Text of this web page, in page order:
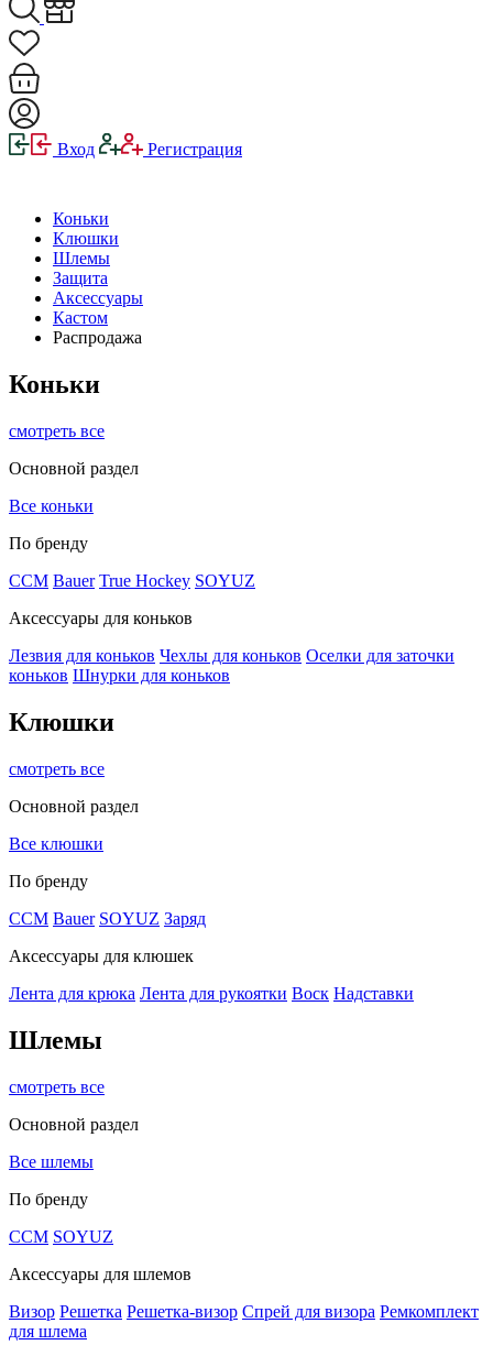
Вход Регистрация
Коньки
Клюшки
Шлемы
Защита
Аксессуары
Кастом
Распродажа
Коньки
смотреть все
Основной раздел
Все коньки
По бренду
ССМ Bauer True Hockey SOYUZ
Аксессуары для коньков
Лезвия для коньков Чехлы для коньков Оселки для заточки
коньков Шнурки для коньков
Клюшки
смотреть все
Основной раздел
Все клюшки
По бренду
CCM Bauer SOYUZ Заряд
Аксессуары для клюшек
Лента для крюка Лента для рукоятки Воск Надставки
Шлемы
смотреть все
Основной раздел
Все шлемы
По бренду
CCM SOYUZ
Аксессуары для шлемов
Визор Решетка Решетка-визор Спрей для визора Ремкомплект
для шлема